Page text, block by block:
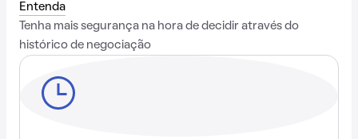
Entenda
Tenha mais segurança na hora de decidir através do
histórico de negociação